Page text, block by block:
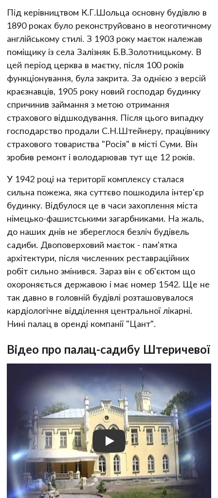
Під керівництвом К.Г.Шольца основну будівлю в
1890 роках було реконструйовано в неоготичному
англійському стилі. З 1903 року маєток належав
поміщику із села Залізняк Б.В.Золотницькому. В
цей період церква в маєтку, після 100 років
функціонування, була закрита. За однією з версій
краєзнавців, 1905 року новий господар будинку
спричинив займання з метою отримання
страхового відшкодування. Після цього випадку
господарство продали С.Н.Штейнеру, працівнику
страхового товариства "Росія" в місті Суми. Він
зробив ремонт і володарював тут ще 12 років.
У 1942 році на території комплексу сталася
сильна пожежа, яка суттєво пошкодила інтер'єр
будинку. Відбулося це в часи захоплення міста
німецько-фашистськими загарбниками. На жаль,
до наших днів не збереглося безліч будівель
садиби. Двоповерховий маєток - пам'ятка
архітектури, після численних реставраційних
робіт сильно змінився. Зараз він є об'єктом що
охороняється державою і має номер 1542. Ще не
так давно в головній будівлі розташовувалося
кардіологічне відділення центральної лікарні.
Нині палац в оренді компанії "Цант".
Відео про палац-садибу Штеричевої